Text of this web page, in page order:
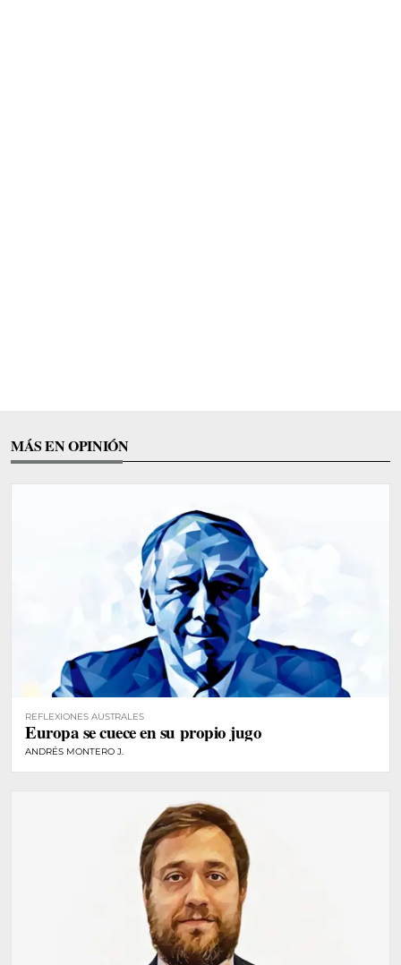
MÁS EN OPINIÓN
REFLEXIONES AUSTRALES
Europa se cuece en su propio jugo
ANDRÉS MONTERO J.